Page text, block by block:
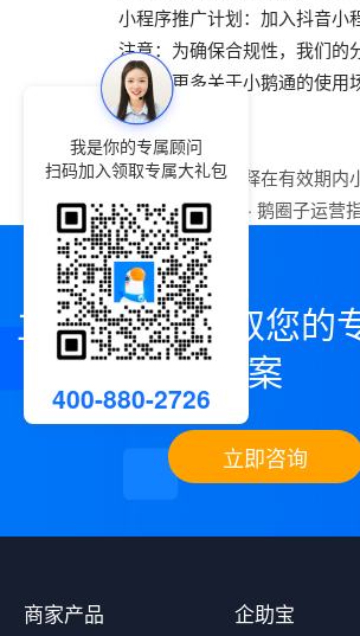
小程序推广计划：加入抖音小
注意：为确保合规性，我们的
想了解更多关于小鹅通的使
上一篇：如何解释在有效期内
下一篇：小鹅通 · 鹅圈子运营
立即咨询，领取您的
案
立即咨询
商家产品 企助宝
我是你的专属顾问
扫码加入领取专属大礼包
400-880-2726